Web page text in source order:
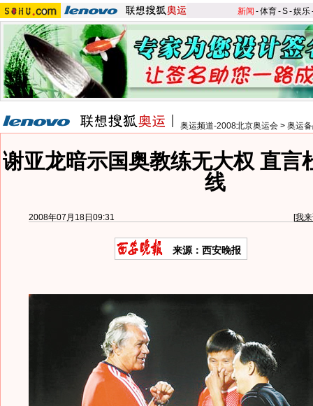
新闻 -体育-S-娱乐
奥运频道-2008北京奥运会 > 奥运
谢亚龙暗示国奥教练无大权 直言
线
2008年07月18日09:31 [我
来源：西安晚报